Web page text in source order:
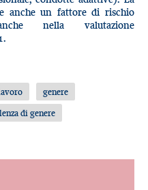
anche un fattore di rischio
nella valutazione
genere
di genere